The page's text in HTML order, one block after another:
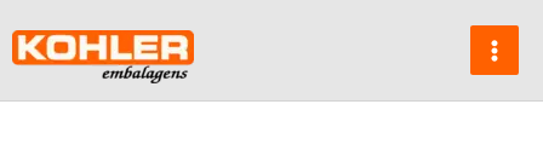
para
conteúdo